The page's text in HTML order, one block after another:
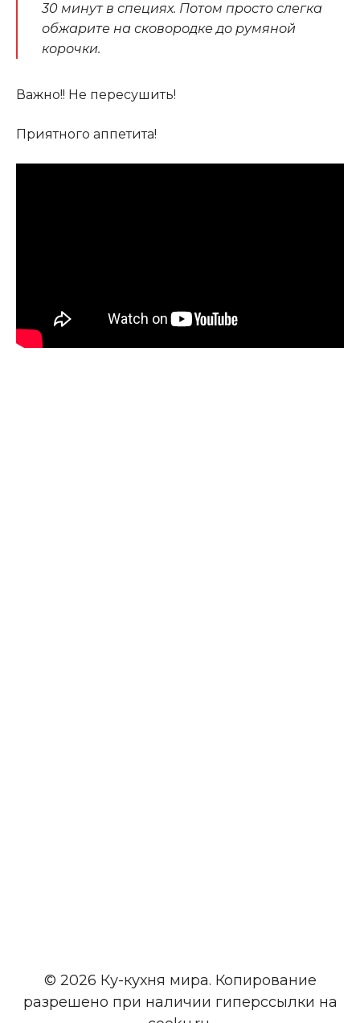
30 минут в специях. Потом просто слегка
обжарите на сковородке до румяной
корочки.
Важно!! Не пересушить!
Приятного аппетита!
© 2026 Ку-кухня мира. Копирование
разрешено при наличии гиперссылки на